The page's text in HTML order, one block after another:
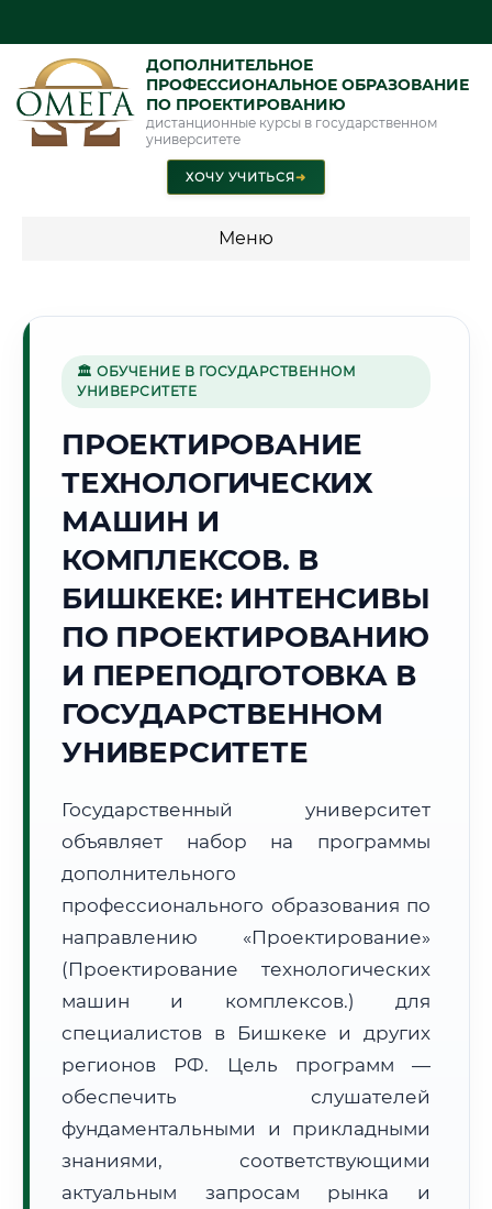
ДОПОЛНИТЕЛЬНОЕ
ПРОФЕССИОНАЛЬНОЕ ОБРАЗОВАНИЕ
ПО ПРОЕКТИРОВАНИЮ
дистанционные курсы в государственном
университете
ХОЧУ УЧИТЬСЯ➜
Меню
🏔️
Г. БИШКЕК
00:57:17
2026 г.
Погода в г. Бишкек: ☀️ +25°C,Ясно
🌅 Восход: 06:00 🌇 Закат: 20:14
📍 Региональная справка
720000–720085
Часовой пояс:
Формат учебы:
Дистанционно
🗺️ Зона обслуживания: г. Бишкек
Расчет логистики оригиналов:
• Маршрут транзита:~1 482 км
• Экспресс-доставка СДЭК / Почтой:2–3 рабочих дня
🏛 ОБУЧЕНИЕ В ГОСУДАРСТВЕННОМ
УНИВЕРСИТЕТЕ
ПРОЕКТИРОВАНИЕ
ТЕХНОЛОГИЧЕСКИХ
МАШИН И
КОМПЛЕКСОВ. В
БИШКЕКЕ: ИНТЕНСИВЫ
ПО ПРОЕКТИРОВАНИЮ
И ПЕРЕПОДГОТОВКА В
ГОСУДАРСТВЕННОМ
УНИВЕРСИТЕТЕ
Государственный университет
объявляет набор на программы
дополнительного
профессионального образования по
направлению «Проектирование»
(Проектирование технологических
машин и комплексов.) для
специалистов в Бишкеке и других
регионов РФ. Цель программ —
обеспечить слушателей
фундаментальными и прикладными
знаниями, соответствующими
актуальным запросам рынка и